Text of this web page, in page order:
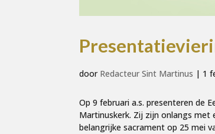
door Redacteur Sint Martinus | 1
Op 9 februari a.s. presenteren de
Martinuskerk. Zij zijn onlangs
belangrijke sacrament op 25 mei